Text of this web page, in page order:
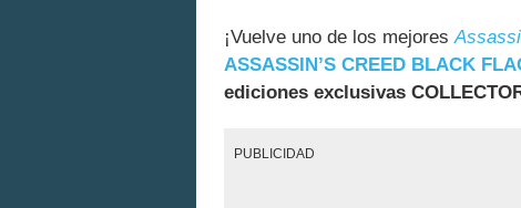
¡Vuelve uno de los mejores
ASSASSIN’S CREED BLACK
ediciones exclusivas
PUBLICIDAD